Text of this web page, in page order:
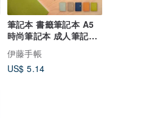
筆記本 書籤筆記本 A5
時尚筆記本 成人筆記本
方格 5mm
伊藤手帳
US$ 5.14